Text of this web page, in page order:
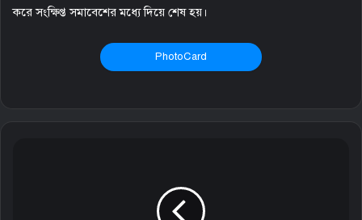
করে সংক্ষিপ্ত সমাবেশের মধ্যে দিয়ে শেষ হয়।
PhotoCard